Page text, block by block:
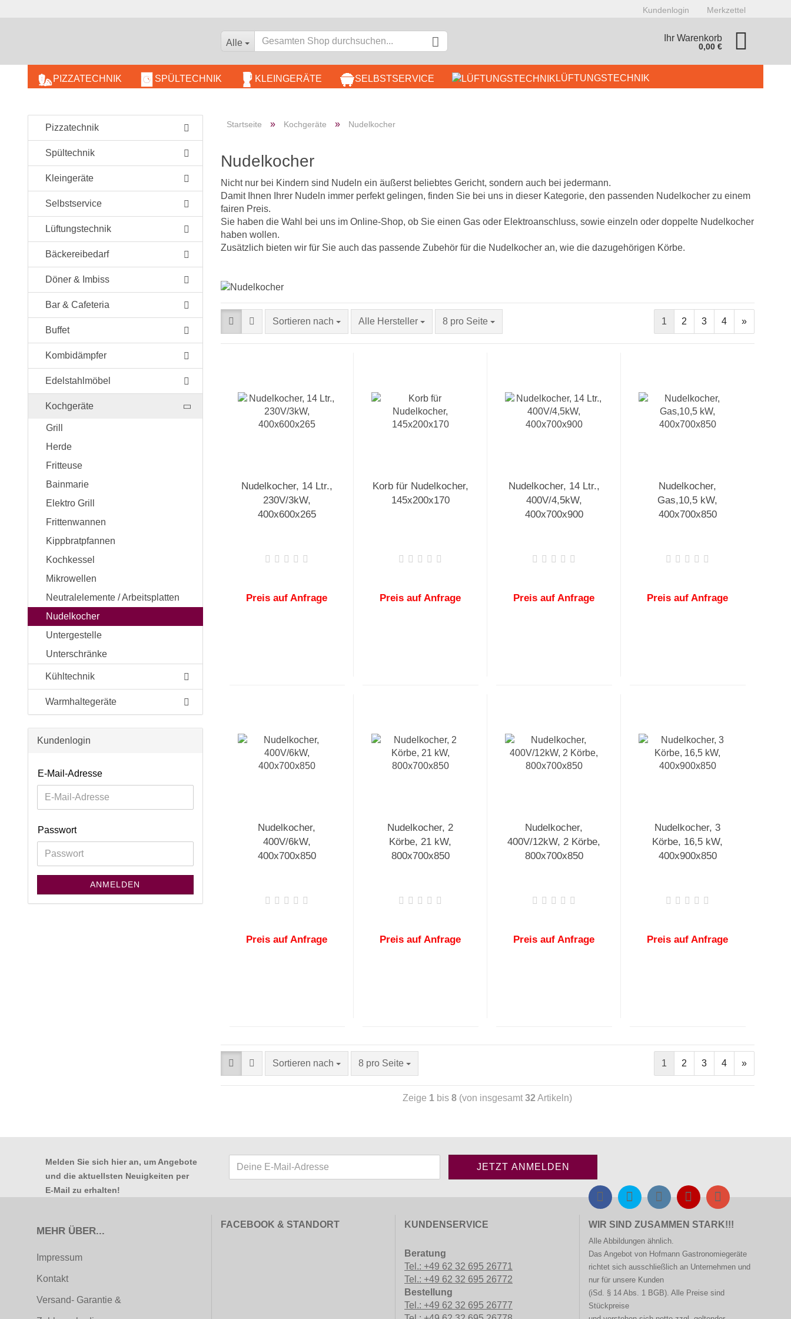
Kundenlogin
Konto erstellen
Passwort vergessen?
Merkzettel
Alle Ihr Warenkorb
0,00 €
PIZZATECHNIK SPÜLTECHNIK KLEINGERÄTE SELBSTSERVICE LÜFTUNGSTECHNIK
KOMBIDÄMPFER EDELSTAHLMÖBEL
WARMHALTEGERÄTE
Startseite » Kochgeräte » Nudelkocher
Nudelkocher
Nicht nur bei Kindern sind Nudeln ein äußerst beliebtes Gericht, sondern auch bei jedermann.
Damit Ihnen Ihrer Nudeln immer perfekt gelingen, finden Sie bei uns in dieser Kategorie, den passenden Nudelkocher zu einem
fairen Preis.
Sie haben die Wahl bei uns im Online-Shop, ob Sie einen Gas oder Elektroanschluss, sowie einzeln oder doppelte Nudelkocher
haben wollen.
Zusätzlich bieten wir für Sie auch das passende Zubehör für die Nudelkocher an, wie die dazugehörigen Körbe.
Sortieren nach Alle Hersteller 8 pro Seite 1 2 3 4 »
Nudelkocher, 14 Ltr.,
230V/3kW,
400x600x265
Preis auf Anfrage
Korb für Nudelkocher,
145x200x170
Preis auf Anfrage
Nudelkocher, 14 Ltr.,
400V/4,5kW,
400x700x900
Preis auf Anfrage
Nudelkocher,
Gas,10,5 kW,
400x700x850
Preis auf Anfrage
Nudelkocher,
400V/6kW,
400x700x850
Preis auf Anfrage
Nudelkocher, 2
Körbe, 21 kW,
800x700x850
Preis auf Anfrage
Nudelkocher,
400V/12kW, 2 Körbe,
800x700x850
Preis auf Anfrage
Nudelkocher, 3
Körbe, 16,5 kW,
400x900x850
Preis auf Anfrage
Sortieren nach 8 pro Seite 1 2 3 4 »
Zeige 1 bis8 (von insgesamt32 Artikeln)
Pizzatechnik
Spültechnik
Kleingeräte
Selbstservice
Lüftungstechnik
Bäckereibedarf
Döner & Imbiss
Bar & Cafeteria
Buffet
Kombidämpfer
Edelstahlmöbel
Kochgeräte
Grill
Herde
Fritteuse
Bainmarie
Elektro Grill
Frittenwannen
Kippbratpfannen
Kochkessel
Mikrowellen
Neutralelemente / Arbeitsplatten
Nudelkocher
Untergestelle
Unterschränke
Kühltechnik
Warmhaltegeräte
Kundenlogin
E-Mail-Adresse
Passwort
ANMELDEN
Melden Sie sich hier an, um Angebote
und die aktuellsten Neuigkeiten per
E-Mail zu erhalten!
MEHR ÜBER...
Impressum
Kontakt
Versand- Garantie &
FACEBOOK & STANDORT KUNDENSERVICE
Beratung
Tel.: +49 62 32 695 26771
Tel.: +49 62 32 695 26772
Bestellung
Tel.: +49 62 32 695 26777
WIR SIND ZUSAMMEN STARK!!!
Alle Abbildungen ähnlich.
Das Angebot von Hofmann Gastronomiegeräte
richtet sich ausschließlich an Unternehmen und
nur für unsere Kunden
(iSd. § 14 Abs. 1 BGB). Alle Preise sind
Stückpreise